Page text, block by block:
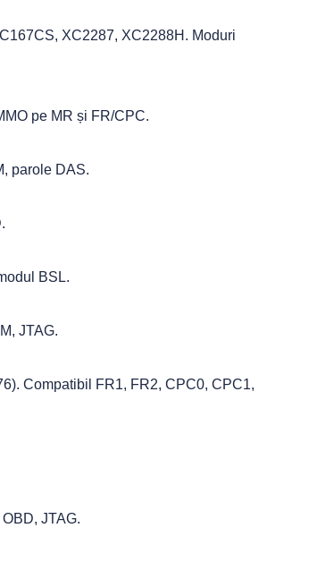
XC2287, XC2288H. Moduri
pe MR și FR/CPC.
parole DAS.
BSL.
JTAG.
Compatibil FR1, FR2, CPC0, CPC1,
JTAG.